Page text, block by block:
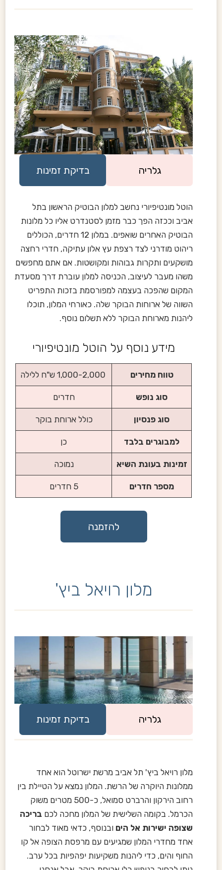
גלריה בדיקת זמינות
הוטל מונטיפיורי נחשב למלון הבוטיק הראשון בתל
אביב וככזה הפך כבר מזמן לסטנדרט אליו כל מלונות
הבוטיק האחרים שואפים. במלון 12 חדרים, הכוללים
ריהוט מודרני לצד רצפת עץ אלון עתיקה, חדרי רחצה
מושקעים ותקרות גבוהות ומקושטות. אם אתם מחפשים
משהו מעבר לעיצוב, הכניסה למלון עוברת דרך מסעדת
המקום שהפכה בעצמה למפורסמת בזכות התפריט
השווה של ארוחות הבוקר שלה. כאורחי המלון, תוכלו
ליהנות מארוחת הבוקר ללא תשלום נוסף.
מידע נוסף על הוטל מונטיפיורי
טווח מחירים
סוג נופש חדרים
סוג פנסיון כולל ארוחת בוקר
למבוגרים בלבד כן
זמינות בעונת השיא נמוכה
מספר חדרים 5 חדרים
להזמנה
מלון רויאל ביץ'
גלריה בדיקת זמינות
מלון רויאל ביץ' תל אביב מרשת ישרוטל הוא אחד
ממלונות היוקרה של הרשת. המלון נמצא על הטיילת בין
רחוב הירקון והרברט סמואל, כ-500 מטרים משוק
הכרמל. בקומה השלישית של המלון מחכה לכם בריכה
שצופה ישירות אל הים ובנוסף, כדאי מאוד לבחור
אחד מחדרי המלון שמגיעים עם מרפסת הצופה אל קו
החוף והים, כדי ליהנות משקיעות יפהפיות בכל ערב.